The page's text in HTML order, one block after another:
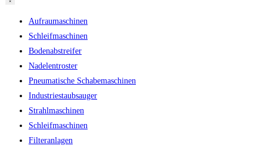
Aufraumaschinen
Schleifmaschinen
Bodenabstreifer
Nadelentroster
Pneumatische Schabemaschinen
Industriestaubsauger
Strahlmaschinen
Schleifmaschinen
Filteranlagen